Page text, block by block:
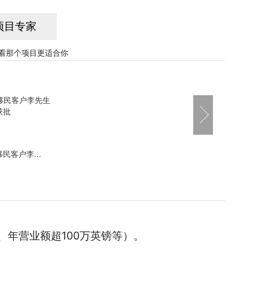
目专家
那个项目更适合你
民客户李...
营业额超100万英镑等）。